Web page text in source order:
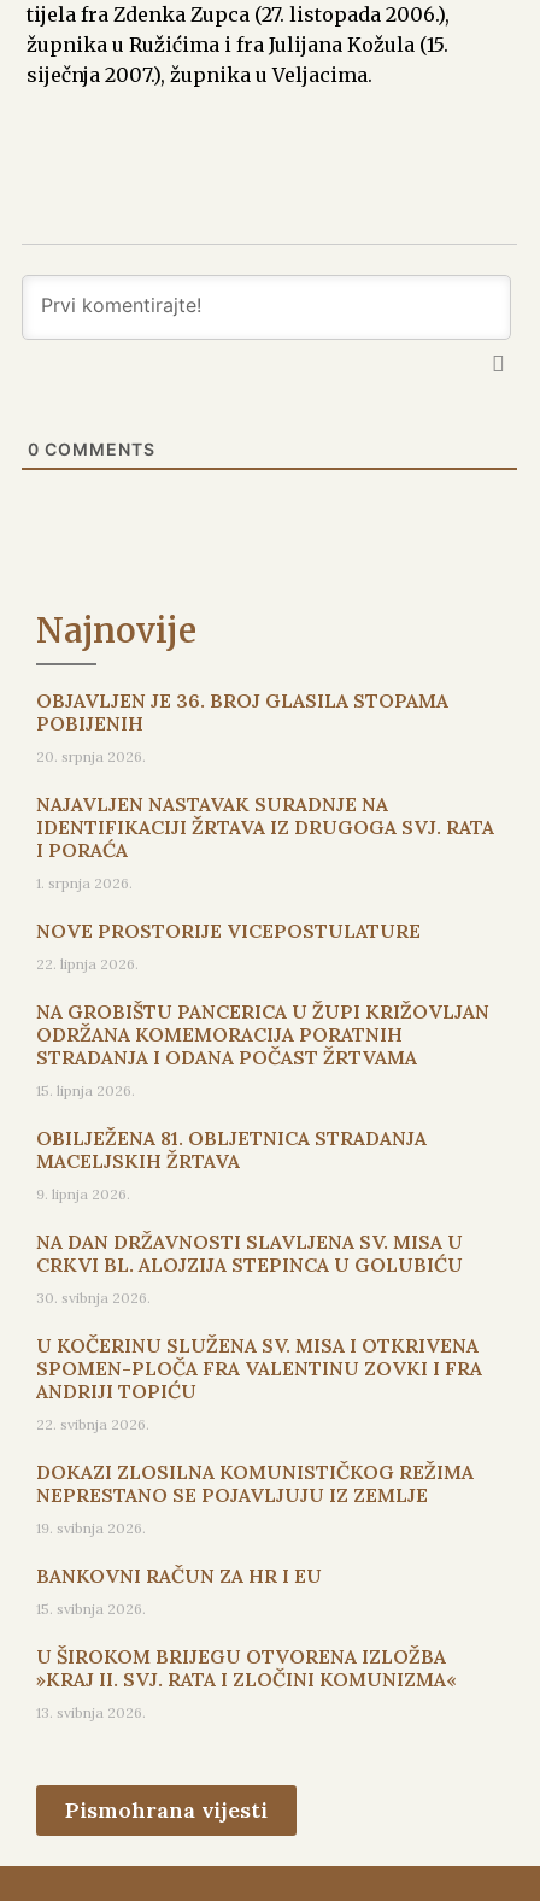
tijela fra Zdenka Zupca (27. listopada 2006.),
župnika u Ružićima i fra Julijana Kožula (15.
siječnja 2007.), župnika u Veljacima.
0 COMMENTS
Najnovije
OBJAVLJEN JE 36. BROJ GLASILA STOPAMA
POBIJENIH
20. srpnja 2026.
NAJAVLJEN NASTAVAK SURADNJE NA
IDENTIFIKACIJI ŽRTAVA IZ DRUGOGA SVJ. RATA
I PORAĆA
1. srpnja 2026.
NOVE PROSTORIJE VICEPOSTULATURE
22. lipnja 2026.
NA GROBIŠTU PANCERICA U ŽUPI KRIŽOVLJAN
ODRŽANA KOMEMORACIJA PORATNIH
STRADANJA I ODANA POČAST ŽRTVAMA
15. lipnja 2026.
OBILJEŽENA 81. OBLJETNICA STRADANJA
MACELJSKIH ŽRTAVA
9. lipnja 2026.
NA DAN DRŽAVNOSTI SLAVLJENA SV. MISA U
CRKVI BL. ALOJZIJA STEPINCA U GOLUBIĆU
30. svibnja 2026.
U KOČERINU SLUŽENA SV. MISA I OTKRIVENA
SPOMEN-PLOČA FRA VALENTINU ZOVKI I FRA
ANDRIJI TOPIĆU
22. svibnja 2026.
DOKAZI ZLOSILNA KOMUNISTIČKOG REŽIMA
NEPRESTANO SE POJAVLJUJU IZ ZEMLJE
19. svibnja 2026.
BANKOVNI RAČUN ZA HR I EU
15. svibnja 2026.
U ŠIROKOM BRIJEGU OTVORENA IZLOŽBA
»KRAJ II. SVJ. RATA I ZLOČINI KOMUNIZMA«
13. svibnja 2026.
Pismohrana vijesti